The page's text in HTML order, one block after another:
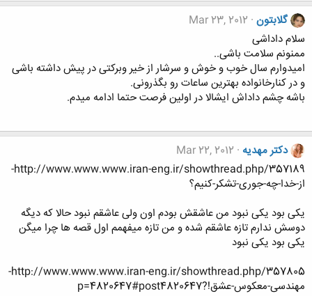
گلابتون Mar 23, 2012
سلام داداشی
ممنونم سلامت باشی..
امیدوارم سال خوب و خوش و سرشار از خیر وبرکتی در پیش داشته باشی
و در کنارخانواده بهترین ساعات رو بگذرونی.
باشه چشم داداش ایشالا در اولین فرصت حتما ادامه میدم.
دکتر مهدیه Mar 22, 2012
http://www.www.www.iran-eng.ir/showthread.php/357189-
از-خدا-چه-جوری-تشکر-کنیم؟
یکی بود یکی نبود من عاشقش بودم اون ولی عاشقم نبود حالا که دیگه
دوسش ندارم تازه عاشقم شده و من تازه میفهمم اول قصه ها چرا میگن
یکی بود یکی نبود
http://www.www.www.iran-eng.ir/showthread.php/357805-
مهندسی-معکوس-عشق!?p=4820647#post4820647